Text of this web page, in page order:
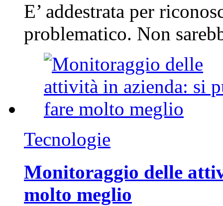
E’ addestrata per
problematico. Non
Tecnologie
Monitoraggio delle
molto meglio